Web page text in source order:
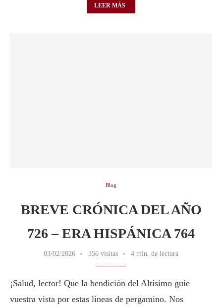
LEER MÁS
Blog
BREVE CRÓNICA DEL AÑO
726 – ERA HISPÁNICA 764
03/02/2026 356 visitas 4 min. de lectura
¡Salud, lector! Que la bendición del Altísimo guíe
vuestra vista por estas líneas de pergamino. Nos